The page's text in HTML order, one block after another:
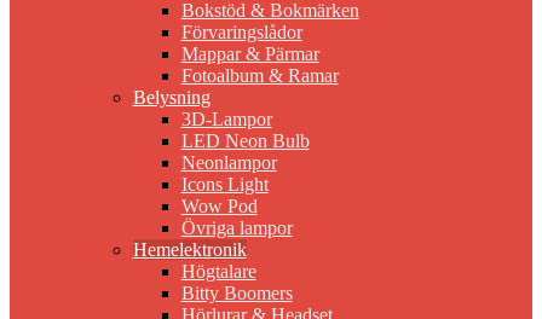
Bokstöd & Bokmärken
Förvaringslådor
Mappar & Pärmar
Fotoalbum & Ramar
Belysning
3D-Lampor
LED Neon Bulb
Neonlampor
Icons Light
Wow Pod
Övriga lampor
Hemelektronik
Högtalare
Bitty Boomers